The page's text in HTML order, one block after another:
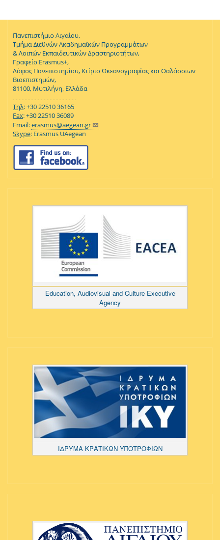
Πανεπιστήμιο Αιγαίου,
Τμήμα Διεθνών Ακαδημαϊκών Προγραμμάτων
& Λοιπών Εκπαιδευτικών Δραστηριοτήτων,
Γραφείο Erasmus+,
Λόφος Πανεπιστημίου, Κτίριο Ωκεανογραφίας και Θαλάσσιων
Βιοεπιστημών,
81100, Μυτιλήνη, Ελλάδα
...........................................
Τηλ: +30 22510 36165
Fax: +30 22510 36089
Email:erasmus@aegean.gr
Skype: Erasmus UAegean
Education, Audiovisual and Culture Executive
Agency
ΙΔΡΥΜΑ ΚΡΑΤΙΚΩΝ ΥΠΟΤΡΟΦΙΩΝ